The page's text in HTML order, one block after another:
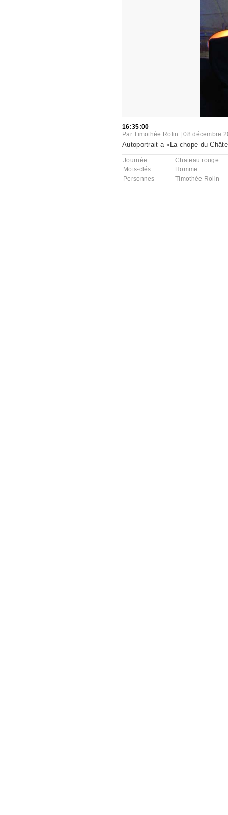
16:35:00
ParTimothée Rolin |08 décembre
Autoportrait a «La chope du
Journée
Chateau rouge
Mots-clés
Homme
Personnes
Timothée Rolin